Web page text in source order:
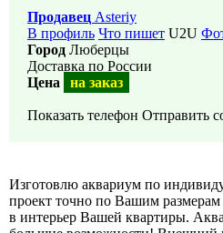
Продавец Asteriy
В профиль Что пишет U2U
Город Люберцы
Доставка по России
Цена
на заказ
Показать телефон Отправить
Изготовлю аквариум по
проект точно по Вашим размерам
в интерьер Вашей квартиры.